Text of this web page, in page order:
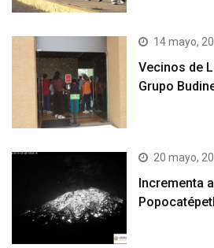
14 mayo,
Vecinos de
Grupo
20 mayo,
Incrementa
Popocatépetl